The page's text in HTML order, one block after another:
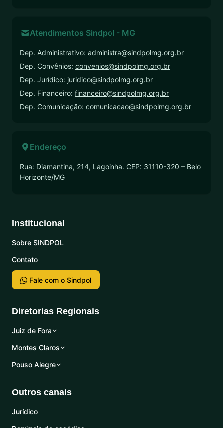
Atendimentos Sindpol - MG
Dep. Administrativo: administra@sindpolmg.org.br
Dep. Convênios: convenios@sindpolmg.org.br
Dep. Jurídico: juridico@sindpolmg.org.br
Dep. Financeiro: financeiro@sindpolmg.org.br
Dep. Comunicação: comunicacao@sindpolmg.org.br
Endereço
Rua: Diamantina, 214, Lagoinha. CEP: 31110-320 – Belo
Horizonte/MG
Institucional
Sobre SINDPOL
Contato
Fale com o Sindpol
Diretorias Regionais
Juiz de Fora
Montes Claros
Pouso Alegre
Outros canais
Jurídico